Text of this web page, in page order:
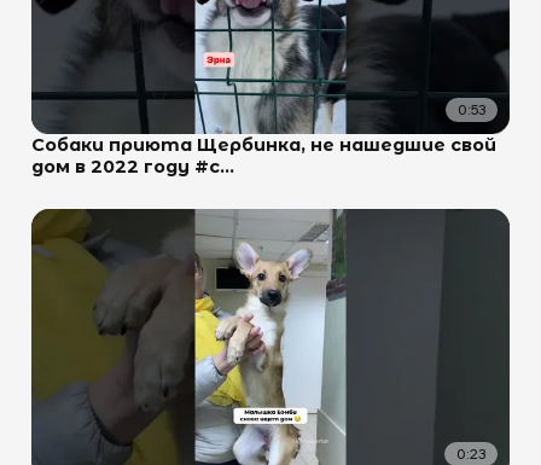
0:53
Собаки приюта Щербинка, не нашедшие свой
дом в 2022 году #с...
0:23